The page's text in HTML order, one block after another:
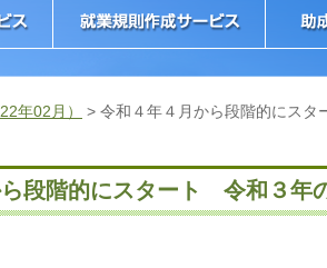
年02月） > 令和４年４月から段階的にス
段階的にスタート 令和３年